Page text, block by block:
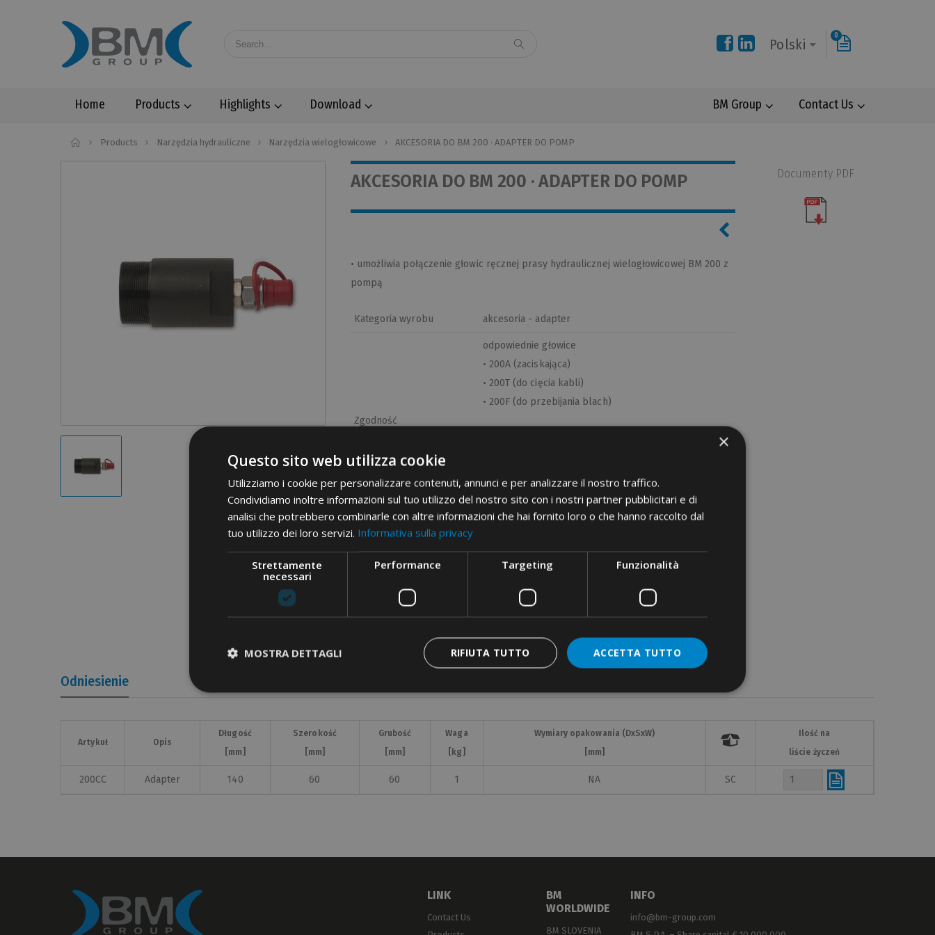
Polski
0
Home Products Highlights Download Contact Us
BM Group
Home
Products Narzędzia hydrauliczne Narzędzia wielogłowicowe AKCESORIA DO BM 200 · ADAPTER DO POMP
AKCESORIA DO BM 200 · ADAPTER DO POMP
• umożliwia połączenie głowic ręcznej prasy hydraulicznej wielogłowicowej BM 200 z
pompą
Kategoria wyrobu akcesoria - adapter
Zgodność
odpowiednie głowice
• 200A (zaciskająca)
• 200T (do cięcia kabli)
• 200F (do przebijania blach)
• 162 (pneumatyczno-hydrauliczna)
• 163 (elektrohydrauliczna)
Etim 9 EC001185
cid 31AE04A
Documenty PDF
Odniesienie
Artykuł Opis
Długość
[mm]
Szerokość
[mm]
Grubość
[mm]
Waga
[kg]
Wymiary opakowania (DxSxW)
[mm]

Ilość na
liście życzeń
200CC Adapter 140 60 60 1 NA SC
LINK
Contact Us
BM
WORLDWIDE
BM SLOVENIA
INFO
info@bm-group.com
×
Questo sito web utilizza cookie
Utilizziamo i cookie per personalizzare contenuti, annunci e per analizzare il nostro traffico.
Condividiamo inoltre informazioni sul tuo utilizzo del nostro sito con i nostri partner pubblicitari e di
analisi che potrebbero combinarle con altre informazioni che hai fornito loro o che hanno raccolto dal
tuo utilizzo dei loro servizi. Informativa sulla privacy
Strettamente
necessari
Performance Targeting Funzionalità
ACCETTA TUTTO
RIFIUTA TUTTO
MOSTRA DETTAGLI